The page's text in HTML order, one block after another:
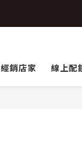
💗致...特別的
經銷店家 線上配